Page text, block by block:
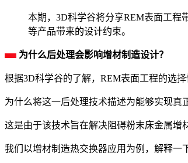
本期，3D科学谷将分享REM表面工程
等产品带来的设计约束。
为什么后处理会影响增材制造设计？
根据3D科学谷的了解，REM表面工程的选
为什么将这一后处理技术描述为能够实现真
这是由于该技术旨在解决阻碍粉末床金属增
我们以增材制造热交换器应用为例，解释一